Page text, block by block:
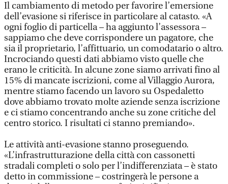
Il cambiamento di metodo per favorire l’emersione
dell’evasione si riferisce in particolare al catasto. «A
ogni foglio di particella – ha aggiunto l’assessora –
sappiamo che deve corrispondere un pagatore, che
sia il proprietario, l’affittuario, un comodatario o altro.
Incrociando questi dati abbiamo visto quelle che
erano le criticità. In alcune zone siamo arrivati fino al
15% di mancate iscrizioni, come al Villaggio Aurora,
mentre stiamo facendo un lavoro su Ospedaletto
dove abbiamo trovato molte aziende senza iscrizione
e ci stiamo concentrando anche su zone critiche del
centro storico. I risultati ci stanno premiando».
Le attività anti-evasione stanno proseguendo.
«L’infrastrutturazione della città con cassonetti
stradali completi o solo per l’indifferenziata – è stato
detto in commissione – costringerà le persone a